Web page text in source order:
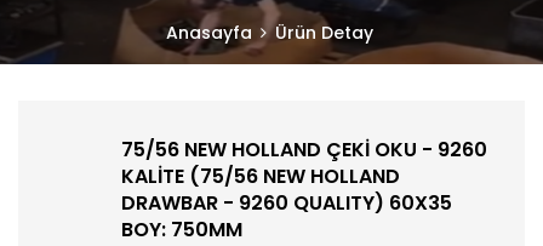
Anasayfa Ürün Detay
75/56 NEW HOLLAND ÇEKİ OKU - 9260
KALİTE (75/56 NEW HOLLAND
DRAWBAR - 9260 QUALITY) 60X35
BOY: 750MM